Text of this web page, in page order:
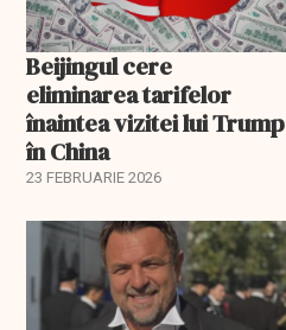
Beijingul cere
eliminarea tarifelor
înaintea vizitei lui Trump
în China
23 FEBRUARIE 2026
EXCLUSIV